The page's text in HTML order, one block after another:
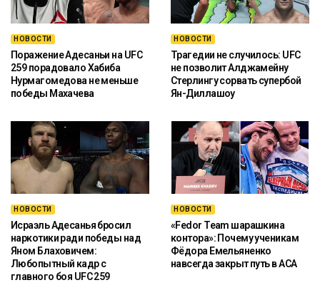
НОВОСТИ
Поражение Адесаньи на UFC
259 порадовало Хабиба
Нурмагомедова не меньше
победы Махачева
НОВОСТИ
Трагедии не случилось: UFC
не позволит Алджамейну
Стерлингу сорвать супербой
Ян-Диллашоу
НОВОСТИ
Исраэль Адесанья бросил
наркотики ради победы над
Яном Блаховичем:
Любопытный кадр с
главного боя UFC 259
НОВОСТИ
«Fedor Team шарашкина
контора»: Почему ученикам
Фёдора Емельяненко
навсегда закрыт путь в ACA